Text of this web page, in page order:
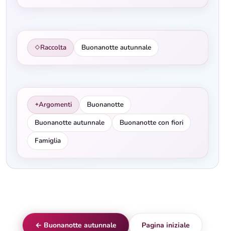
◇Raccolta Buonanotte autunnale
✦Argomenti
Buonanotte
Buonanotte autunnale
Buonanotte con fiori
Famiglia
← Buonanotte autunnale Pagina iniziale